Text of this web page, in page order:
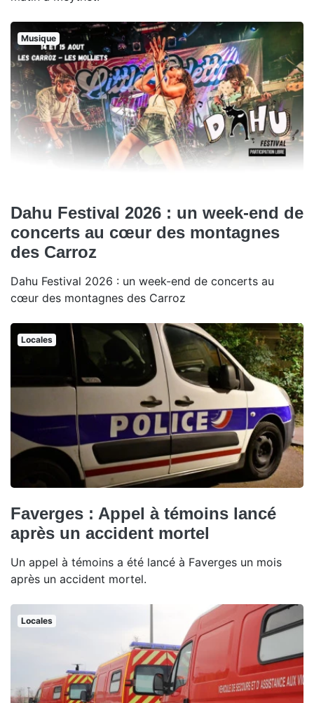
Musique
Dahu Festival 2026 : un week-end de
concerts au cœur des montagnes
des Carroz
Dahu Festival 2026 : un week-end de concerts au
cœur des montagnes des Carroz
Locales
Faverges : Appel à témoins lancé
après un accident mortel
Un appel à témoins a été lancé à Faverges un mois
après un accident mortel.
Locales